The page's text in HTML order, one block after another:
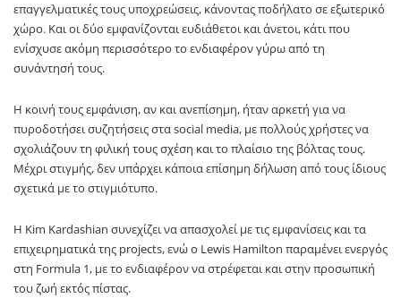
επαγγελματικές τους υποχρεώσεις, κάνοντας ποδήλατο σε εξωτερικό
χώρο. Και οι δύο εμφανίζονται ευδιάθετοι και άνετοι, κάτι που
ενίσχυσε ακόμη περισσότερο το ενδιαφέρον γύρω από τη
συνάντησή τους.
Η κοινή τους εμφάνιση, αν και ανεπίσημη, ήταν αρκετή για να
πυροδοτήσει συζητήσεις στα social media, με πολλούς χρήστες να
σχολιάζουν τη φιλική τους σχέση και το πλαίσιο της βόλτας τους.
Μέχρι στιγμής, δεν υπάρχει κάποια επίσημη δήλωση από τους ίδιους
σχετικά με το στιγμιότυπο.
Η Kim Kardashian συνεχίζει να απασχολεί με τις εμφανίσεις και τα
επιχειρηματικά της projects, ενώ ο Lewis Hamilton παραμένει ενεργός
στη Formula 1, με το ενδιαφέρον να στρέφεται και στην προσωπική
του ζωή εκτός πίστας.